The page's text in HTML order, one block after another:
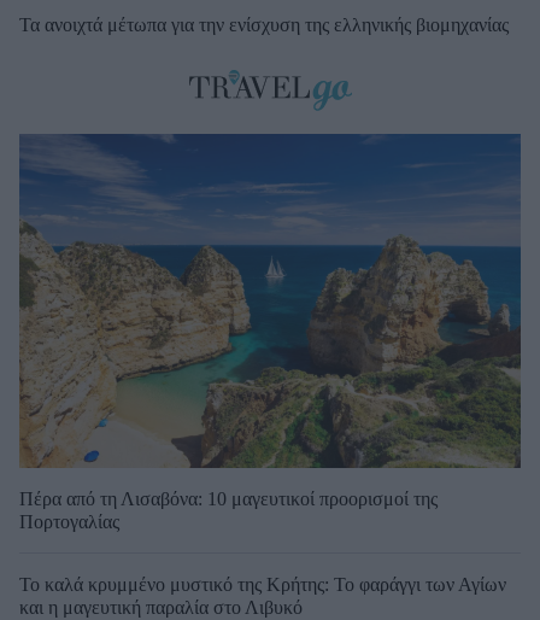
Τα ανοιχτά μέτωπα για την ενίσχυση της ελληνικής βιομηχανίας
Πέρα από τη Λισαβόνα: 10 μαγευτικοί προορισμοί της
Πορτογαλίας
Το καλά κρυμμένο μυστικό της Κρήτης: Το φαράγγι των Αγίων
και η μαγευτική παραλία στο Λιβυκό